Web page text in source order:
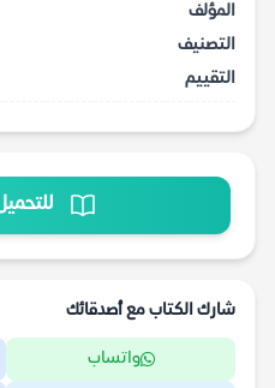
المؤلف
التصنيف
التقييم
شارك الكتاب مع أصدقائك
واتساب